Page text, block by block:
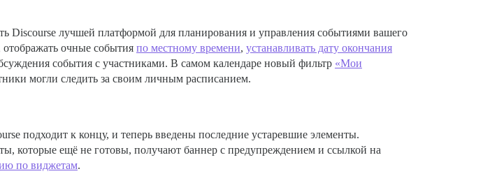
лучшей платформой для планирования и управления событиями вашего
отображать очные события по местному времени, устанавливать дату окончания
события с участниками. В самом календаре новый фильтр «Мои
могли следить за своим личным расписанием.
подходит к концу, и теперь введены последние устаревшие элементы.
которые ещё не готовы, получают баннер с предупреждением и ссылкой на
по виджетам.